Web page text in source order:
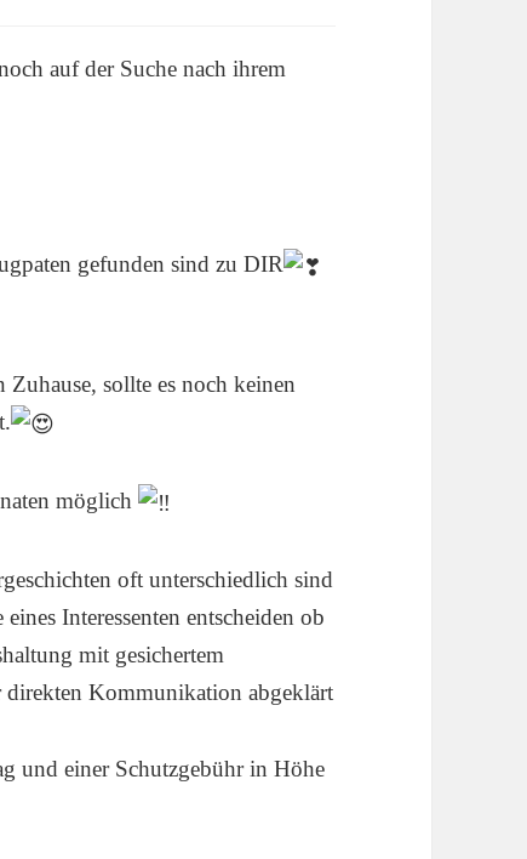
auf der Suche nach ihrem
gefunden sind zu DIR
Zuhause, sollte es noch keinen
möglich
oft unterschiedlich sind
Interessenten entscheiden ob
mit gesichertem
direkten Kommunikation abgeklärt
und einer Schutzgebühr in Höhe